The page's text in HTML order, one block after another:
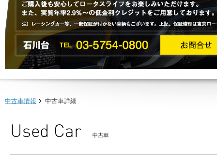
中古車情報 中古車詳細